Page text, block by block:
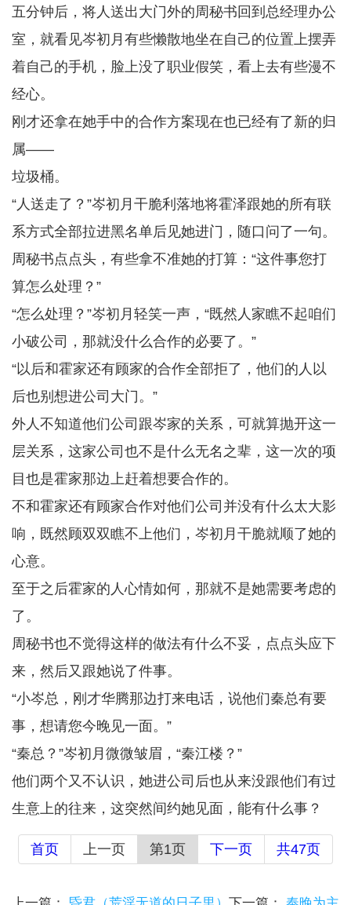
五分钟后，将人送出大门外的周秘书回到总经理办公
室，就看见岑初月有些懒散地坐在自己的位置上摆弄
着自己的手机，脸上没了职业假笑，看上去有些漫不
经心。
刚才还拿在她手中的合作方案现在也已经有了新的归
属——
垃圾桶。
“人送走了？”岑初月干脆利落地将霍泽跟她的所有联
系方式全部拉进黑名单后见她进门，随口问了一句。
周秘书点点头，有些拿不准她的打算：“这件事您打
算怎么处理？”
“怎么处理？”岑初月轻笑一声，“既然人家瞧不起咱们
小破公司，那就没什么合作的必要了。”
“以后和霍家还有顾家的合作全部拒了，他们的人以
后也别想进公司大门。”
外人不知道他们公司跟岑家的关系，可就算抛开这一
层关系，这家公司也不是什么无名之辈，这一次的项
目也是霍家那边上赶着想要合作的。
不和霍家还有顾家合作对他们公司并没有什么太大影
响，既然顾双双瞧不上他们，岑初月干脆就顺了她的
心意。
至于之后霍家的人心情如何，那就不是她需要考虑的
了。
周秘书也不觉得这样的做法有什么不妥，点点头应下
来，然后又跟她说了件事。
“小岑总，刚才华腾那边打来电话，说他们秦总有要
事，想请您今晚见一面。”
“秦总？”岑初月微微皱眉，“秦江楼？”
他们两个又不认识，她进公司后也从来没跟他们有过
生意上的往来，这突然间约她见面，能有什么事？
首页 上一页 第1页 下一页 共47页